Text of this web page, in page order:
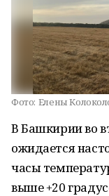
Фото: Елены
В Башкирии во
ожидается
часы
выше +20